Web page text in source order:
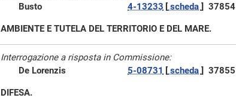
Busto
4-13233 [ scheda ] 37854
AMBIENTE E TUTELA DEL TERRITORIO E DEL MARE.
Interrogazione a risposta in Commissione:
De Lorenzis
5-08731 [ scheda ] 37855
DIFESA.